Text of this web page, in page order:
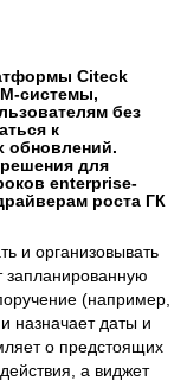
Citeck
системы,
без
к
обновлений.
для
enterprise-
роста ГК
и организовывать
запланированную
(например,
назначает даты и
о предстоящих
а виджет